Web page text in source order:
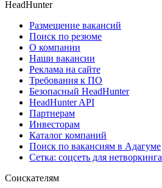
HeadHunter
Размещение вакансий
Поиск по резюме
О компании
Наши вакансии
Реклама на сайте
Требования к ПО
Безопасный HeadHunter
HeadHunter API
Партнерам
Инвесторам
Каталог компаний
Поиск по вакансиям в Адагуме
Сетка: соцсеть для нетворкинга
Соискателям